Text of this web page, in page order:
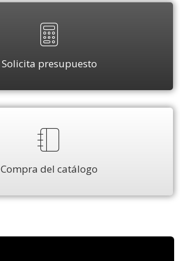
Solicita presupuesto
Compra del catálogo